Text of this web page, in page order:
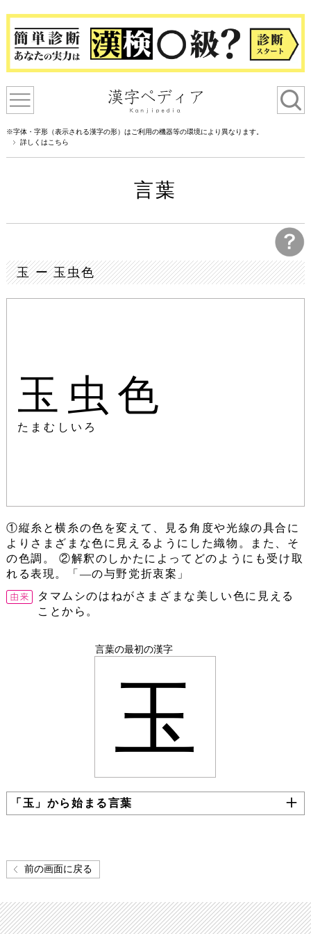
※字体・字形（表示される漢字の形）はご利用の機器等の環境により異なります。
詳しくはこちら
言葉
玉 ー 玉虫色
玉虫色
たまむしいろ
①縦糸と横糸の色を変えて、見る角度や光線の具合に
よりさまざまな色に見えるようにした織物。また、そ
の色調。 ②解釈のしかたによってどのようにも受け取
れる表現。「―の与野党折衷案」
タマムシのはねがさまざまな美しい色に見える
ことから。
言葉の最初の漢字
玉
「玉」から始まる言葉
前の画面に戻る